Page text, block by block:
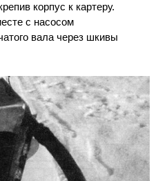
корпус к картеру.
с насосом
вала через шкивы